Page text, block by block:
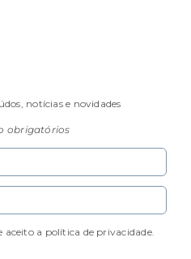
notícias e novidades
obrigatórios
aceito a política de privacidade.